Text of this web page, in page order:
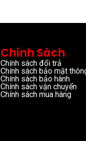
Chính Sách
Chính sách đổi trả
Chính sách bảo mật
Chính sách bảo hành
Chính sách vận chuyển
Chính sách mua hàng